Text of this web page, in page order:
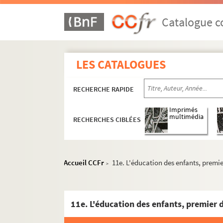
Catalogue
LES CATALOGUES
RECHERCHE RAPIDE
RECHERCHES CIBLÉES
Imprimés
multimédia
Accueil CCFr > 11e. L'éducation des enfants,
11e. L'éducation des enfants, premier
2294. (Registre de la communauté des
2295. Rolle ordinaire des Jurées et
2297. Mémoires sur la paroisse et le
2298. Memoire de la despance faicte
2299. Inventoire et declaracion des
2300. Le Triomphe de la paix, cantate à
2301. (Notes historiques sur Troyes, depuis
2302. Flore de Bourgogne, ou Catalogue
2306. Lettre apologétique des
2307. Quarante-huit lettres de l'illustre